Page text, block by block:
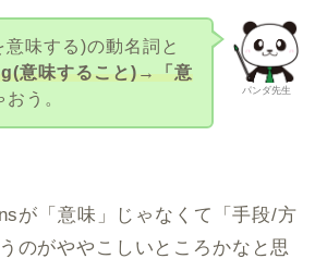
パンダ先生
味する)の動名詞と
意味すること)→「意
う。
が「意味」じゃなくて「手段/方
のがややこしいところかなと思